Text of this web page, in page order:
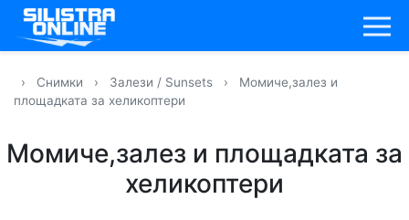
› Снимки › Залези / Sunsets ›
Момиче,залез и
площадката за хеликоптери
Момиче,залез и площадката за
хеликоптери